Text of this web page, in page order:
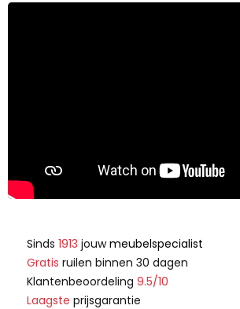
Sinds 1913 jouwmeubelspecialist
Gratis ruilen binnen 30 dagen
Klantenbeoordeling 9.5/10
Laagste prijsgarantie